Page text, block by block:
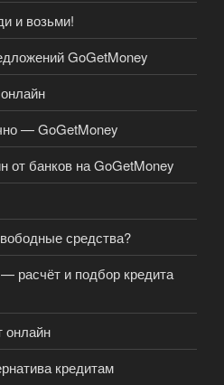
и возьми!
GoGetMoney
— GoGetMoney
от банков на GoGetMoney
средства?
расчёт и подбор кредита
онлайн
кредитам